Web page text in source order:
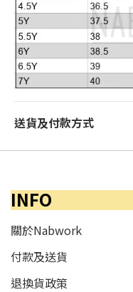
送貨及付款方式
INFO
關於Nabwork
付款及送貨
退換貨政策